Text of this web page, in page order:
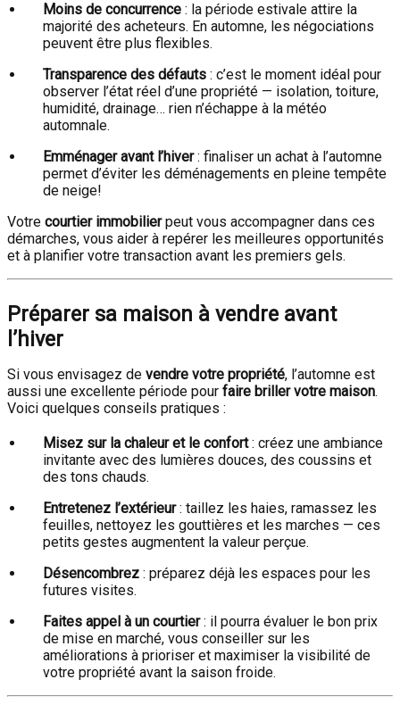
Moins de concurrence : la période estivale attire la
majorité des acheteurs. En automne, les négociations
peuvent être plus flexibles.
Transparence des défauts : c’est le moment idéal pour
observer l’état réel d’une propriété — isolation, toiture,
humidité, drainage… rien n’échappe à la météo
automnale.
Emménager avant l’hiver: finaliser un achat à l’automne
permet d’éviter les déménagements en pleine tempête
de neige!
Votre courtier immobilierpeut vous accompagner dans ces
démarches, vous aider à repérer les meilleures opportunités
et à planifier votre transaction avant les premiers gels.
Préparer sa maison à vendre avant
l’hiver
Si vous envisagez de vendre votre propriété, l’automne est
aussi une excellente période pour faire briller votre maison.
Voici quelques conseils pratiques :
Misez sur la chaleur et le confort: créez une ambiance
invitante avec des lumières douces, des coussins et
des tons chauds.
Entretenez l’extérieur: taillez les haies, ramassez les
feuilles, nettoyez les gouttières et les marches — ces
petits gestes augmentent la valeur perçue.
Désencombrez : préparez déjà les espaces pour les
futures visites.
Faites appel à un courtier: il pourra évaluer le bon prix
de mise en marché, vous conseiller sur les
améliorations à prioriser et maximiser la visibilité de
votre propriété avant la saison froide.